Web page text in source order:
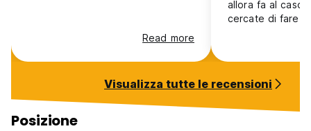
Read more
allora fa al caso
cercate di fare
Visualizza tutte le recensioni
Posizione